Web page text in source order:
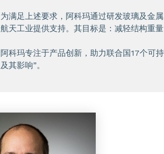
为满足上述要求，阿科玛通过研发玻璃及金
航天工业提供支持。其目标是：减轻结构重
阿科玛专注于产品创新，助力联合国17个可
及其影响”。